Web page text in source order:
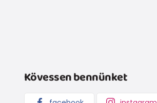
Kövessen bennünket